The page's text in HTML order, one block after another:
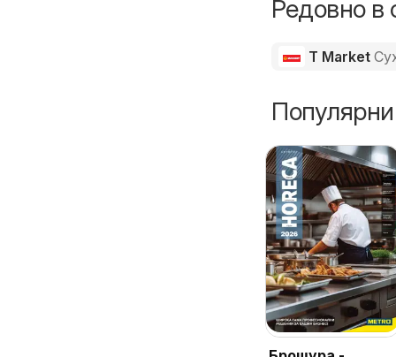
Редовно в
T Market